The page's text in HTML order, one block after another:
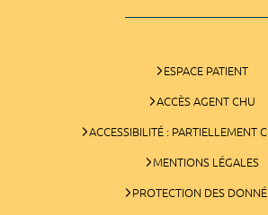
ESPACE PATIENT
ACCÈS AGENT CHU
ACCESSIBILITÉ : PARTIELLEMENT
MENTIONS LÉGALES
PROTECTION DES